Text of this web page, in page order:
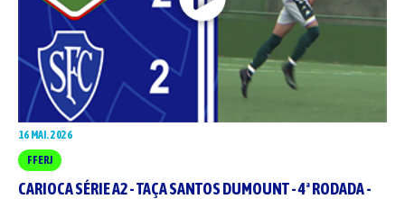
16 MAI. 2026
FFERJ
CARIOCA SÉRIE A2 - TAÇA SANTOS DUMOUNT - 4ª RODADA -